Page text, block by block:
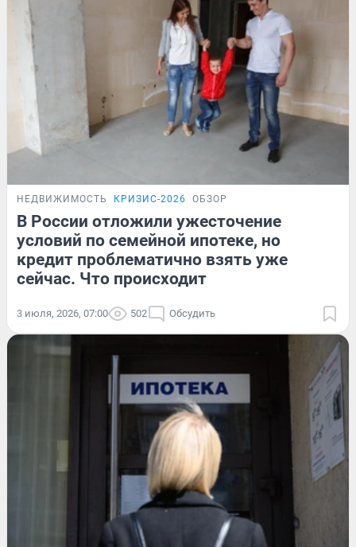
НЕДВИЖИМОСТЬ КРИЗИС-2026 ОБЗОР
В России отложили ужесточение
условий по семейной ипотеке, но
кредит проблематично взять уже
сейчас. Что происходит
3 июля, 2026, 07:00 502 Обсудить